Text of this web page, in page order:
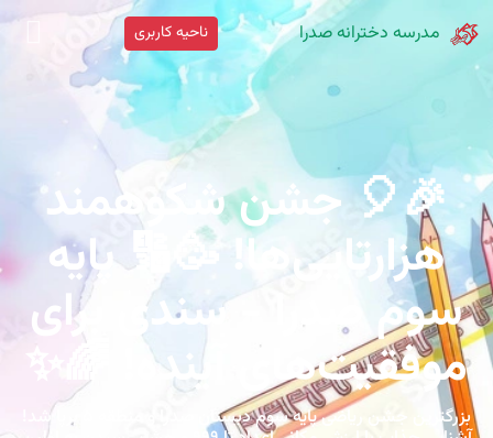
مدرسه دخترانه صدرا ناحیه کاربری
🎉🎈 جشن شکوهمند
هزارتایی‌ها! 🥳🔢 پایه
سوم صدرا - سندی برای
موفقیت‌های آینده! 🌈✨
بزرگترین جشن ریاضی پایه سوم دبستان صدرا و منطقه ۵ برپا شد!